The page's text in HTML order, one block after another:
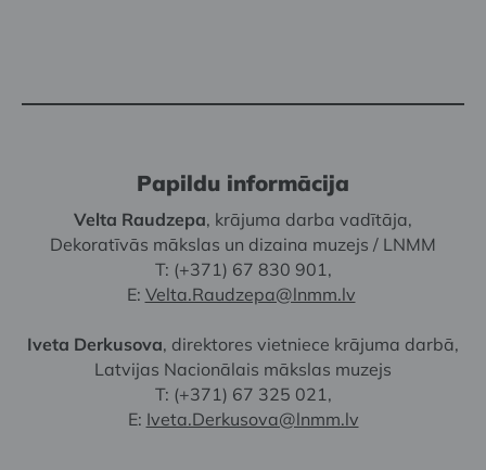
Papildu informācija
Velta Raudzepa, krājuma darba vadītāja,
Dekoratīvās mākslas un dizaina muzejs / LNMM
T: (+371) 67 830 901,
E: Velta.Raudzepa@lnmm.lv
Iveta Derkusova, direktores vietniece krājuma darbā,
Latvijas Nacionālais mākslas muzejs
T: (+371) 67 325 021,
E: Iveta.Derkusova@lnmm.lv